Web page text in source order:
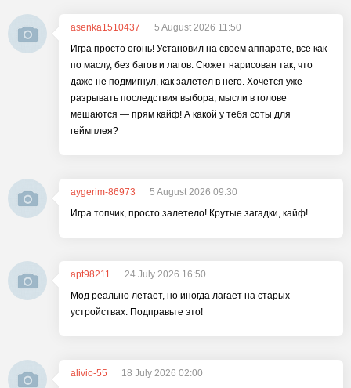
asenka1510437
5 August 2026 11:50
Игра просто огонь! Установил на своем аппарате, все как
по маслу, без багов и лагов. Сюжет нарисован так, что
даже не подмигнул, как залетел в него. Хочется уже
разрывать последствия выбора, мысли в голове
мешаются — прям кайф! А какой у тебя соты для
геймплея?
aygerim-86973
5 August 2026 09:30
Игра топчик, просто залетело! Крутые загадки, кайф!
apt98211
24 July 2026 16:50
Мод реально летает, но иногда лагает на старых
устройствах. Подправьте это!
alivio-55
18 July 2026 02:00